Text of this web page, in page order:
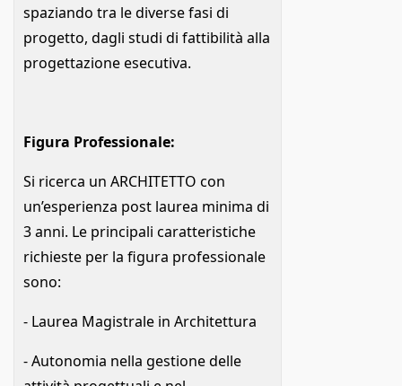
spaziando tra le diverse fasi di
progetto, dagli studi di fattibilità alla
progettazione esecutiva.
Figura Professionale:
Si ricerca un ARCHITETTO con
un’esperienza post laurea minima di
3 anni. Le principali caratteristiche
richieste per la figura professionale
sono:
- Laurea Magistrale in Architettura
- Autonomia nella gestione delle